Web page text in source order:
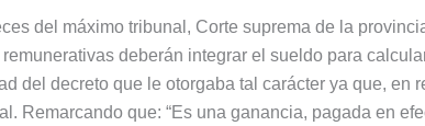
del máximo tribunal, Corte suprema de la
deberán integrar el sueldo para
del decreto que le otorgaba tal carácter ya que, en
Remarcando que: “Es una ganancia, pagada en